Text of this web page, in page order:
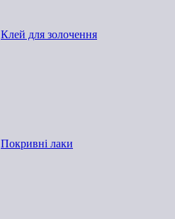
Клей для золочення
Покривні лаки